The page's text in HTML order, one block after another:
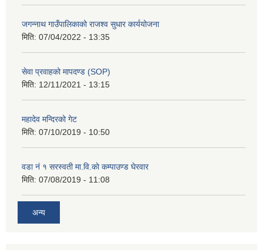
जगन्नाथ गाउँपालिकाको राजश्व सुधार कार्ययोजना
मिति: 07/04/2022 - 13:35
सेवा प्रवाहको मापदण्ड (SOP)
मिति: 12/11/2021 - 13:15
महादेव मन्दिरको गेट
मिति: 07/10/2019 - 10:50
वडा नं १ सरस्वती मा.वि.काे कम्पाउण्ड घेरवार
मिति: 07/08/2019 - 11:08
अन्य